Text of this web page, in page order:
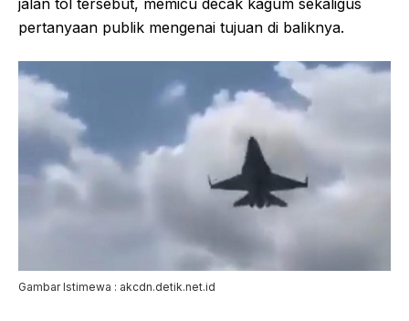
jalan tol tersebut, memicu decak kagum sekaligus
pertanyaan publik mengenai tujuan di baliknya.
Gambar Istimewa : akcdn.detik.net.id